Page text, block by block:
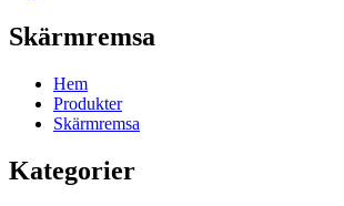
Skärmremsa
Hem
Produkter
Skärmremsa
Kategorier